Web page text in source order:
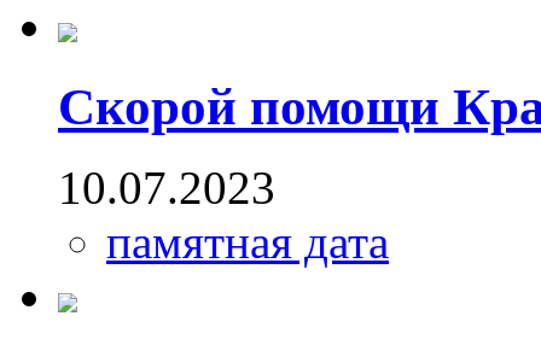
Скорой помощи
10.07.2023
памятная дата